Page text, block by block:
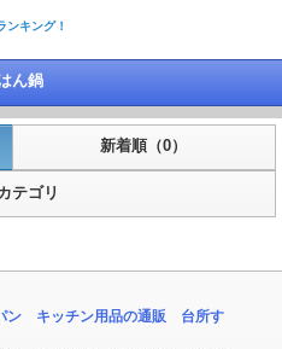
ンキング！
ん鍋
新着順（0）
テゴリ
ン キッチン用品の通販 台所す